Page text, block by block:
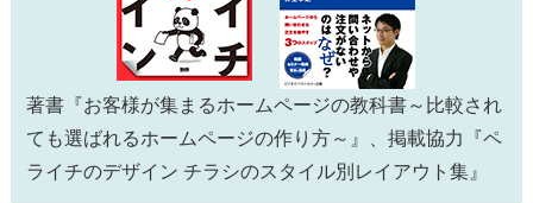
著書『お客様が集まるホームページの教科書～比較され
ても選ばれるホームページの作り方～』、掲載協力『ペ
ライチのデザイン チラシのスタイル別レイアウト集』